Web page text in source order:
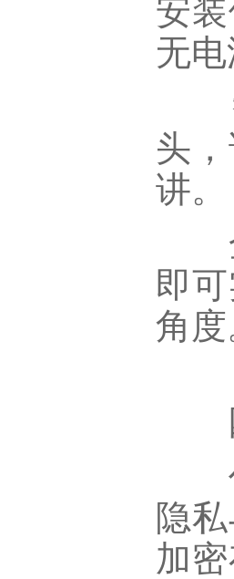
安
无
智
头
讲。
全
即
角
四
作
隐
加